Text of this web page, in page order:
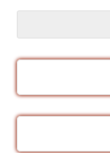
e
b
o
k
e
st